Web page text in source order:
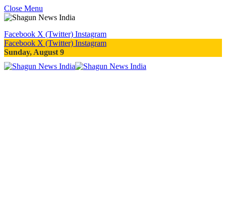
Close Menu
Facebook X (Twitter) Instagram
Facebook X (Twitter) Instagram
Sunday, August 9